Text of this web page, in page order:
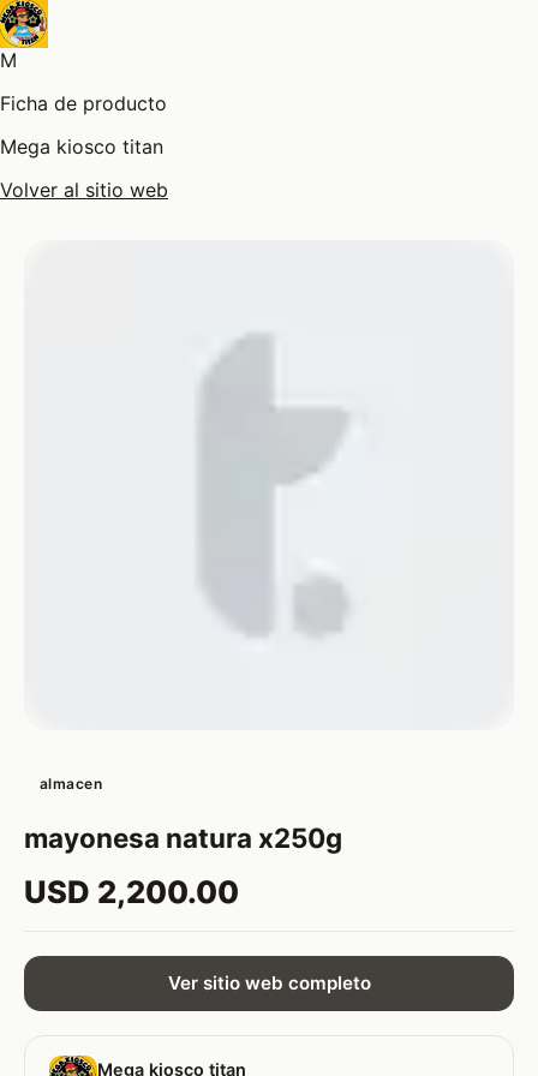
M
Ficha de producto
Mega kiosco titan
Volver al sitio web
almacen
mayonesa natura x250g
USD 2,200.00
Ver sitio web completo
Mega kiosco titan